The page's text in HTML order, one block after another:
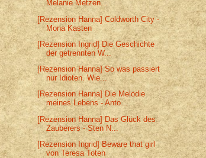
Melanie Metzen...
[Rezension Hanna] Coldworth City -
Mona Kasten
[Rezension Ingrid] Die Geschichte
der getrennten W...
[Rezension Hanna] So was passiert
nur Idioten. Wie...
[Rezension Hanna] Die Melodie
meines Lebens - Anto...
[Rezension Hanna] Das Glück des
Zauberers - Sten N...
[Rezension Ingrid] Beware that girl
von Teresa Toten